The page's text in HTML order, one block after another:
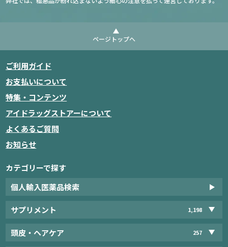
ページトップへ
ご利用ガイド
お支払いについて
特集・コンテンツ
アイドラッグストアーについて
よくあるご質問
お知らせ
カテゴリーで探す
個人輸入医薬品検索
サプリメント 1,198
頭皮・ヘアケア 257